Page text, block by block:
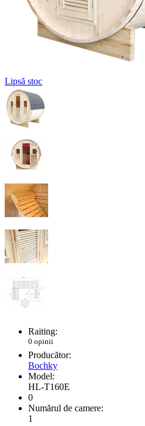
Lipsă stoc
Raiting:
0 opinii
Producător:
Boсhky
Model:
HL-T160E
0
Numărul de camere:
1